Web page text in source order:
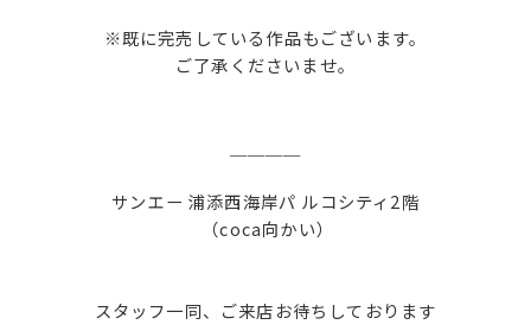
※既に完売している作品もございます。
ご了承くださいませ。
サンエー 浦添西海岸パ ルコシティ2階
（coca向かい）
スタッフ一同、ご来店お待ちしております